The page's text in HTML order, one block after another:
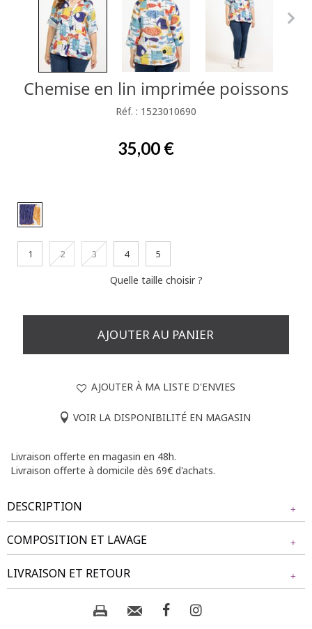
Chemise en lin imprimée poissons
Réf. : 1523010690
35,00 €
1 2 3 4 5
Quelle taille choisir ?
AJOUTER AU PANIER
AJOUTER À MA LISTE D'ENVIES
VOIR LA DISPONIBILITÉ EN MAGASIN
Livraison offerte en magasin en 48h.
Livraison offerte à domicile dès 69€ d'achats.
DESCRIPTION
Chemisier en lin grande taille imprimé. Coupe droite.
Manches 3/4 avec possibilité de retrousser par patte
boutonnée. Col chemise classique. Fermeture boutonnée sur
le devant. Imprimé à motif de poissons multicolores sur
l'ensemble du modèle. Base droite.
COMPOSITION ET LAVAGE
Tissu principal : 100% LIN
Composition et lavage :
LIVRAISON ET RETOUR
NOS MODES DE LIVRAISON